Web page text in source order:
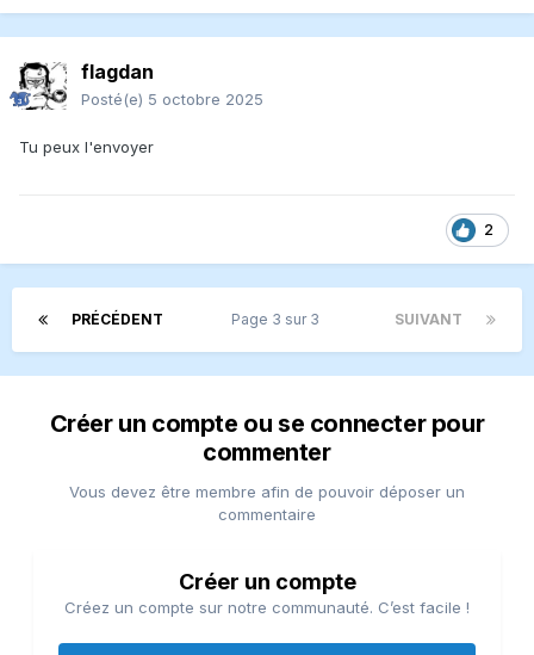
flagdan
Posté(e) 5 octobre 2025
Tu peux l'envoyer
2
PRÉCÉDENT SUIVANT
Page 3 sur 3
Créer un compte ou se connecter pour
commenter
Vous devez être membre afin de pouvoir déposer un
commentaire
Créer un compte
Créez un compte sur notre communauté. C’est facile !